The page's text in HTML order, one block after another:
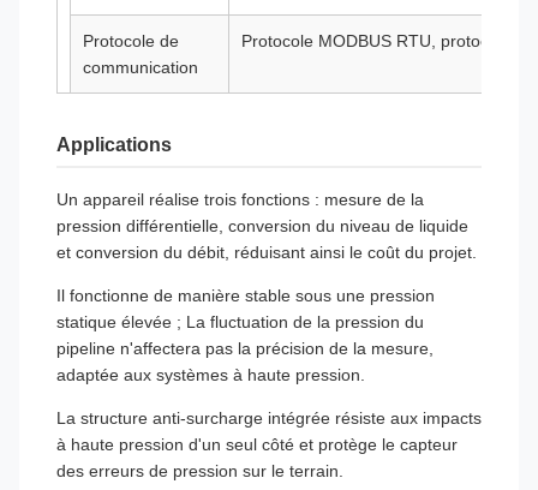
Protocole de
communication
Protocole MODBUS RTU, protocole
électrique
Niveau de
protection
IP65, IP68
antidéflagrant
Période de
garantie
12 mois
Applications
Un appareil réalise trois fonctions : mesure de la
pression différentielle, conversion du niveau de liquide
et conversion du débit, réduisant ainsi le coût du projet.
Il fonctionne de manière stable sous une pression
statique élevée ; La fluctuation de la pression du
pipeline n'affectera pas la précision de la mesure,
adaptée aux systèmes à haute pression.
La structure anti-surcharge intégrée résiste aux impacts
à haute pression d'un seul côté et protège le capteur
des erreurs de pression sur le terrain.